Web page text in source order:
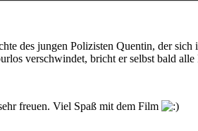
des jungen Polizisten Quentin, der
verschwindet, bricht er selbst bald
freuen. Viel Spaß mit dem Film